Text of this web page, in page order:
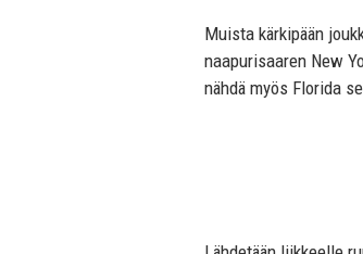
Muista kärkipään
naapurisaaren New
nähdä myös Florida